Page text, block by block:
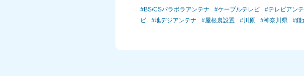
BS/CSパラボラアンテナ ケーブルテレビ テレビアン
ビ
地デジアンテナ 屋根裏設置 川原 神奈川県 鎌